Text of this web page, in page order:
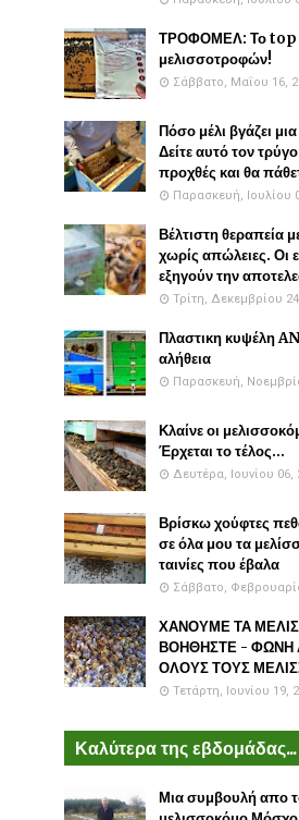
ΤΡΟΦΟΜΕΛ: Το top
μελισσοτροφών!
Σάββατο, Μαΐου 16,
Πόσο μέλι βγάζει
Δείτε αυτό τον
προχθές και θα
Παρασκευή, Ιουλίου
Βέλτιστη θεραπεία
χωρίς απώλειες. Οι
εξηγούν την
Τρίτη, Δεκεμβρίου
Πλαστικη κυψέλη
αλήθεια
Παρασκευή,
Κλαίνε οι
Έρχεται το τέλος...
Δευτέρα, Ιουνίου 06,
Βρίσκω χούφτες
σε όλα μου τα
ταινίες που έβαλα
Σάββατο,
ΧΑΝΟΥΜΕ ΤΑ
ΒΟΗΘΗΣΤΕ - ΦΩΝΗ
ΟΛΟΥΣ ΤΟΥΣ
Τετάρτη, Ιουνίου 19,
Καλύτερα της εβδομάδας...
Μια συμβουλή απο